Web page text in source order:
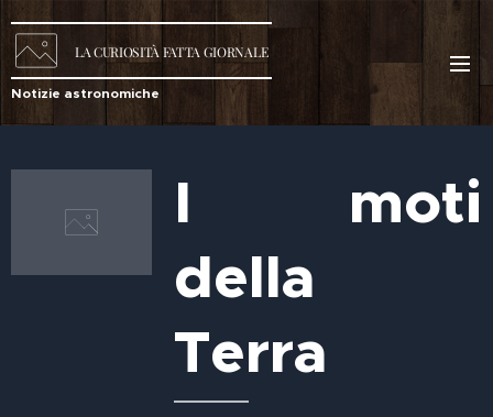
LACURIOSITÀ FATTA GIORNALE
Notizie astronomiche
I moti
della
Terra